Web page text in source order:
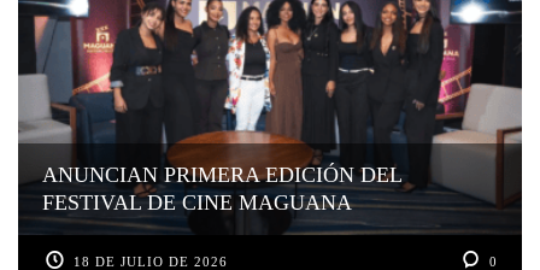
ANUNCIAN PRIMERA EDICIÓN DEL
FESTIVAL DE CINE MAGUANA
18 DE JULIO DE 2026 0